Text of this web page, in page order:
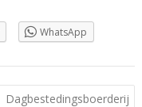
WhatsApp
Dagbestedingsboerderij